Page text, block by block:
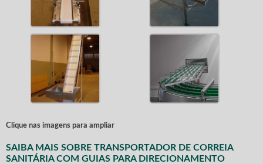
Clique nas imagens para ampliar
SAIBA MAIS SOBRE TRANSPORTADOR DE CORREIA
SANITÁRIA COM GUIAS PARA DIRECIONAMENTO